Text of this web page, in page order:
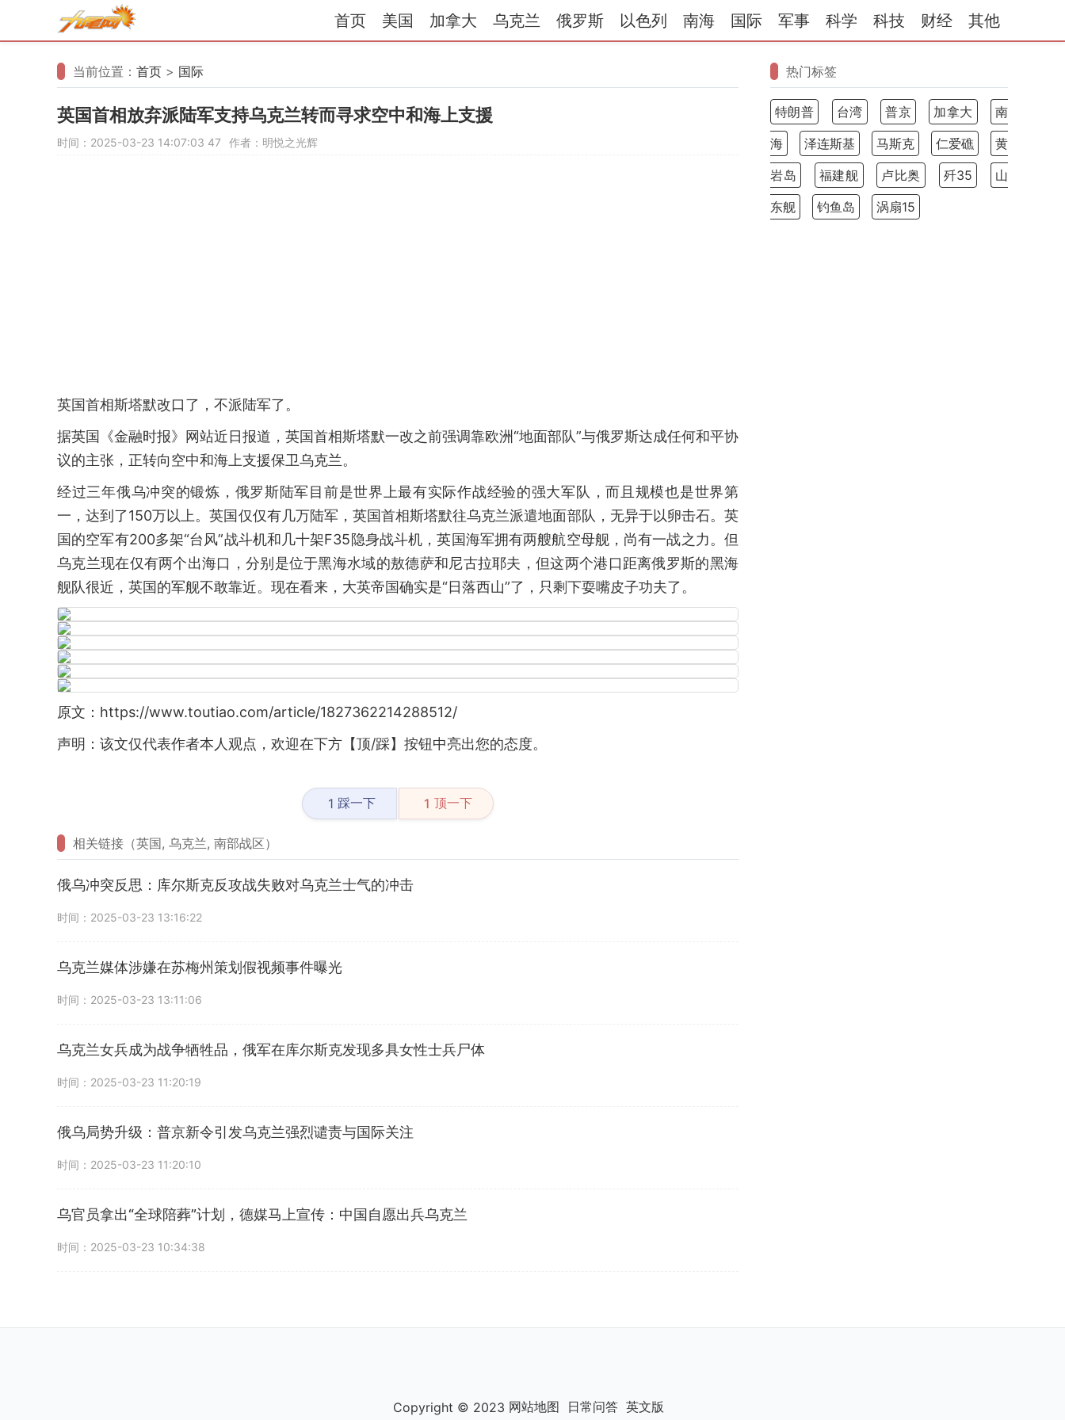
首页 美国 加拿大 乌克兰 俄罗斯 以色列 南海 国际 军事 科学 科技 财经 其他
当前位置： 首页 > 国际
英国首相放弃派陆军支持乌克兰转而寻求空中和海上支援
时间：2025-03-23 14:07:03 47 作者：明悦之光辉
英国首相斯塔默改口了，不派陆军了。
据英国《金融时报》网站近日报道，英国首相斯塔默一改之前强调靠欧洲“地面部队”与俄罗斯达成任何和平协
议的主张，正转向空中和海上支援保卫乌克兰。
经过三年俄乌冲突的锻炼，俄罗斯陆军目前是世界上最有实际作战经验的强大军队，而且规模也是世界第
一，达到了150万以上。英国仅仅有几万陆军，英国首相斯塔默往乌克兰派遣地面部队，无异于以卵击石。英
国的空军有200多架“台风”战斗机和几十架F35隐身战斗机，英国海军拥有两艘航空母舰，尚有一战之力。但
乌克兰现在仅有两个出海口，分别是位于黑海水域的敖德萨和尼古拉耶夫，但这两个港口距离俄罗斯的黑海
舰队很近，英国的军舰不敢靠近。现在看来，大英帝国确实是“日落西山”了，只剩下耍嘴皮子功夫了。
原文：https://www.toutiao.com/article/1827362214288512/
声明：该文仅代表作者本人观点，欢迎在下方【顶/踩】按钮中亮出您的态度。
1 踩一下 1 顶一下
相关链接（英国, 乌克兰, 南部战区）
俄乌冲突反思：库尔斯克反攻战失败对乌克兰士气的冲击
时间：2025-03-23 13:16:22
乌克兰媒体涉嫌在苏梅州策划假视频事件曝光
时间：2025-03-23 13:11:06
乌克兰女兵成为战争牺牲品，俄军在库尔斯克发现多具女性士兵尸体
时间：2025-03-23 11:20:19
俄乌局势升级：普京新令引发乌克兰强烈谴责与国际关注
时间：2025-03-23 11:20:10
乌官员拿出“全球陪葬”计划，德媒马上宣传：中国自愿出兵乌克兰
时间：2025-03-23 10:34:38
热门标签
特朗普 台湾 普京 加拿大
南
海
泽连斯基 马斯克 仁爱礁
黄
岩岛
福建舰 卢比奥 歼35
山
东舰
钓鱼岛 涡扇15
Copyright © 2023 网站地图 日常问答 英文版